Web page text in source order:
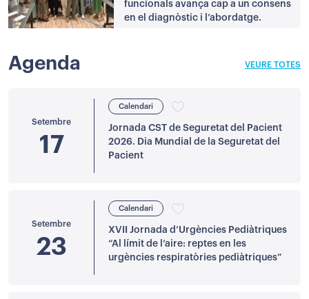
funcionals avança cap a un consens
en el diagnòstic i l’abordatge.
Agenda VEURE TOTES
Setembre
17
Calendari
Jornada CST de Seguretat del Pacient
2026. Dia Mundial de la Seguretat del
Pacient
Setembre
23
Calendari
XVII Jornada d’Urgències Pediàtriques
“Al límit de l’aire: reptes en les
urgències respiratòries pediàtriques”